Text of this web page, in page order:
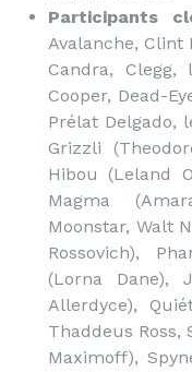
Participants
Avalanche, Clint
Candra, Clegg,
Cooper, Dead-
Prélat Delgado,
Grizzli
Hibou (Leland
Magma
Moonstar, Walt
Rossovich),
(Lorna Dane),
Allerdyce),
Thaddeus Ross,
Maximoff),